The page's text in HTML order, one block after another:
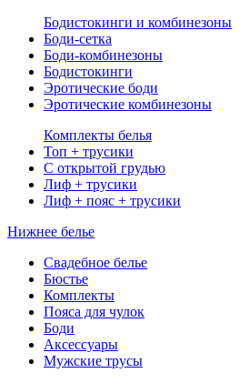
Бодистокинги и комбинезоны
Боди-сетка
Боди-комбинезоны
Бодистокинги
Эротические боди
Эротические комбинезоны
Комплекты белья
Топ + трусики
С открытой грудью
Лиф + трусики
Лиф + пояс + трусики
Нижнее белье
Свадебное белье
Бюстье
Комплекты
Пояса для чулок
Боди
Аксессуары
Мужские трусы